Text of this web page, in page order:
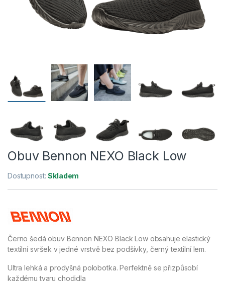
Obuv Bennon NEXO Black Low
Dostupnost:Skladem
Černo šedá obuv Bennon NEXO Black Low obsahuje elastický
textilní svršek v jedné vrstvě bez podšívky, černý textilní lem.
Ultra lehká a prodyšná polobotka. Perfektně se přizpůsobí
každému tvaru chodidla